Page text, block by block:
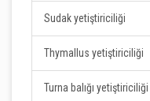
Sudak yetiştiriciliği
Thymallus yetiştiriciliği
Turna balığı yetiştiriciliği